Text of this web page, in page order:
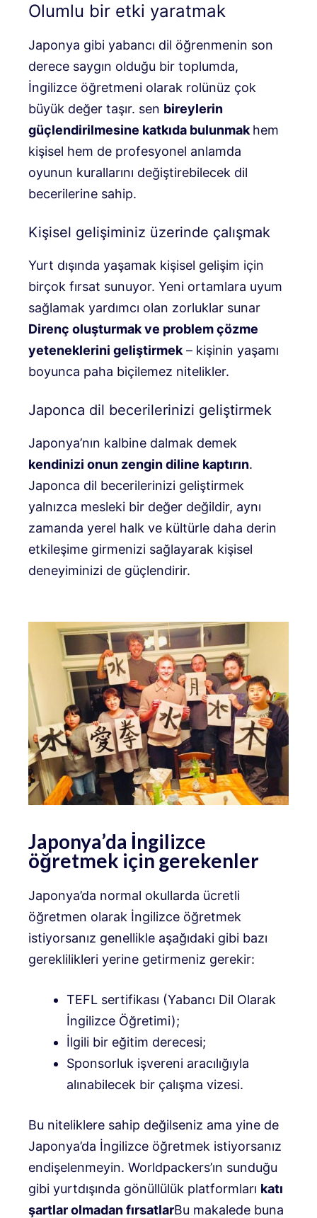
Olumlu bir etki yaratmak
Japonya gibi yabancı dil öğrenmenin son
derece saygın olduğu bir toplumda,
İngilizce öğretmeni olarak rolünüz çok
büyük değer taşır. sen bireylerin
güçlendirilmesine katkıda bulunmakhem
kişisel hem de profesyonel anlamda
oyunun kurallarını değiştirebilecek dil
becerilerine sahip.
Kişisel gelişiminiz üzerinde çalışmak
Yurt dışında yaşamak kişisel gelişim için
birçok fırsat sunuyor. Yeni ortamlara uyum
sağlamak yardımcı olan zorluklar sunar
Direnç oluşturmak ve problem çözme
yeteneklerini geliştirmek– kişinin yaşamı
boyunca paha biçilemez nitelikler.
Japonca dil becerilerinizi geliştirmek
Japonya’nın kalbine dalmak demek
kendinizi onun zengin diline kaptırın.
Japonca dil becerilerinizi geliştirmek
yalnızca mesleki bir değer değildir, aynı
zamanda yerel halk ve kültürle daha derin
etkileşime girmenizi sağlayarak kişisel
deneyiminizi de güçlendirir.
Japonya’da İngilizce
öğretmek için gerekenler
Japonya’da normal okullarda ücretli
öğretmen olarak İngilizce öğretmek
istiyorsanız genellikle aşağıdaki gibi bazı
gereklilikleri yerine getirmeniz gerekir:
TEFL sertifikası (Yabancı Dil Olarak
İngilizce Öğretimi);
İlgili bir eğitim derecesi;
Sponsorluk işvereni aracılığıyla
alınabilecek bir çalışma vizesi.
Bu niteliklere sahip değilseniz ama yine de
Japonya’da İngilizce öğretmek istiyorsanız
endişelenmeyin. Worldpackers’ın sunduğu
gibi yurtdışında gönüllülük platformları katı
şartlar olmadan fırsatlarBu makalede buna